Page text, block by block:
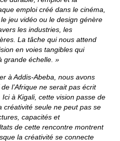
emploi créé dans le cinéma,
jeu vidéo ou le design génère
les industries, les
La tâche qui nous attend
en voies tangibles qui
grande échelle. »
à Addis-Abeba, nous avons
l’Afrique ne serait pas écrit
à Kigali, cette vision passe de
créativité seule ne peut pas se
capacités et
de cette rencontre montrent
la créativité se connecte